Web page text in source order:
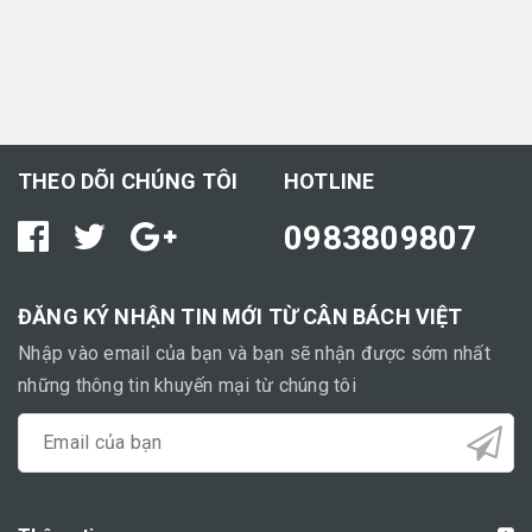
THEO DÕI CHÚNG TÔI HOTLINE
0983809807
ĐĂNG KÝ NHẬN TIN MỚI TỪ CÂN BÁCH VIỆT
Nhập vào email của bạn và bạn sẽ nhận được sớm nhất
những thông tin khuyến mại từ chúng tôi